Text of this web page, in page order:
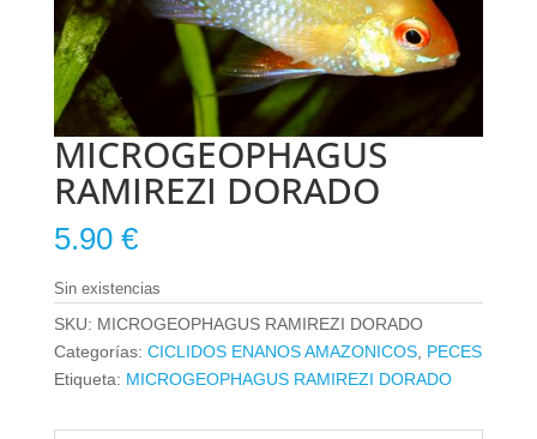
MICROGEOPHAGUS
RAMIREZI DORADO
5.90 €
Sin existencias
SKU: MICROGEOPHAGUS RAMIREZI DORADO
Categorías: CICLIDOS ENANOS AMAZONICOS, PECES
Etiqueta: MICROGEOPHAGUS RAMIREZI DORADO